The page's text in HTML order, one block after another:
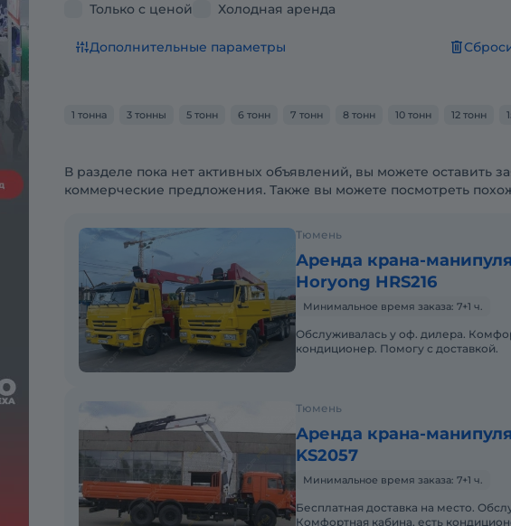
Только с ценой
Холодная аренда
Дополнительные параметры
1 тонна 3 тонны 5 тонн 6 тонн 7 тонн 8 тонн 10 тонн 12 тонн
В разделе пока нет активных объявлений, вы можете оставить
коммерческие предложения. Также вы можете посмотреть
Тюмень
Аренда крана-
Horyong HRS216
Минимальное время заказа: 7+1 ч.
Обслуживалась у оф. дилера.
кондиционер. Помогу с доставкой.
Тюмень
Аренда крана-
KS2057
Минимальное время заказа: 7+1 ч.
Бесплатная доставка на место.
Комфортная кабина, есть